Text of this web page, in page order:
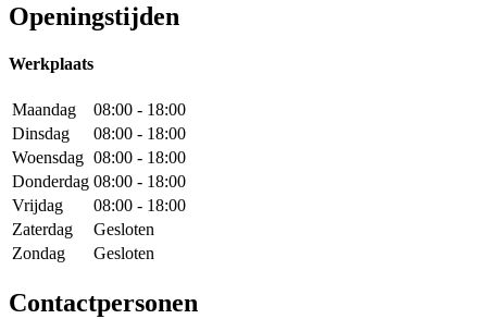
Openingstijden
Werkplaats
Maandag
08:00 - 18:00
Dinsdag
08:00 - 18:00
Woensdag 08:00 - 18:00
Donderdag 08:00 - 18:00
Vrijdag
08:00 - 18:00
Zaterdag
Gesloten
Zondag
Gesloten
Contactpersonen